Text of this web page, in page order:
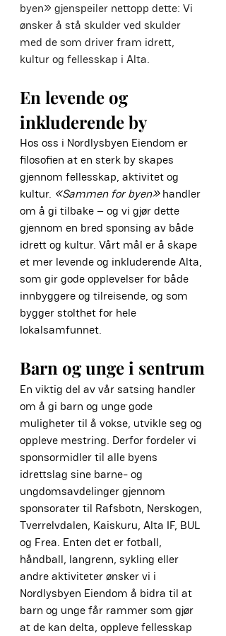
byen» gjenspeiler nettopp dette: Vi
ønsker å stå skulder ved skulder
med de som driver fram idrett,
kultur og fellesskap i Alta.
En levende og
inkluderende by
Hos oss i Nordlysbyen Eiendom er
filosofien at en sterk by skapes
gjennom fellesskap, aktivitet og
kultur. «Sammen for byen» handler
om å gi tilbake – og vi gjør dette
gjennom en bred sponsing av både
idrett og kultur. Vårt mål er å skape
et mer levende og inkluderende Alta,
som gir gode opplevelser for både
innbyggere og tilreisende, og som
bygger stolthet for hele
lokalsamfunnet.
Barn og unge i sentrum
En viktig del av vår satsing handler
om å gi barn og unge gode
muligheter til å vokse, utvikle seg og
oppleve mestring. Derfor fordeler vi
sponsormidler til alle byens
idrettslag sine barne- og
ungdomsavdelinger gjennom
sponsorater til Rafsbotn, Nerskogen,
Tverrelvdalen, Kaiskuru, Alta IF, BUL
og Frea. Enten det er fotball,
håndball, langrenn, sykling eller
andre aktiviteter ønsker vi i
Nordlysbyen Eiendom å bidra til at
barn og unge får rammer som gjør
at de kan delta, oppleve fellesskap